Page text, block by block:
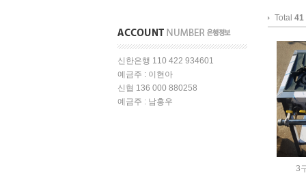
신한은행 110 422 934601
예금주 : 이현아
신협 136 000 880258
예금주 : 남홍우
Total 41
3